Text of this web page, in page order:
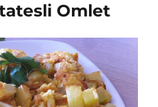
Omlet